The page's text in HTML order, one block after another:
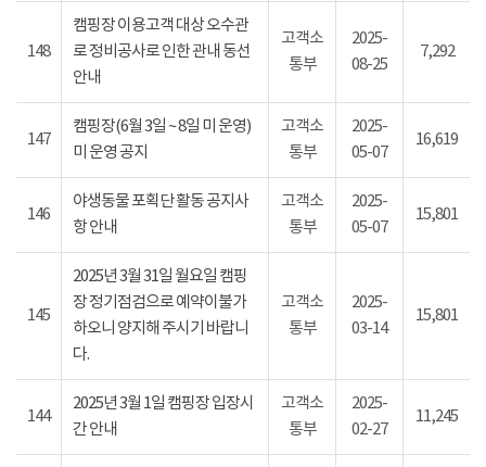
148
캠핑장 이용고객 대상 오수관
로 정비공사로 인한 관내 동선
안내
고객소
통부
2025-
08-25
7,292
147
캠핑장(6월 3일 ~ 8일 미 운영)
미 운영 공지
고객소
통부
2025-
05-07
16,619
146
야생동물 포획단 활동 공지사
항 안내
고객소
통부
2025-
05-07
15,801
145
2025년 3월 31일 월요일 캠핑
장 정기점검으로 예약이불가
하오니 양지해 주시기 바랍니
다.
고객소
통부
2025-
03-14
15,801
144
2025년 3월 1일 캠핑장 입장시
간 안내
고객소
통부
2025-
02-27
11,245